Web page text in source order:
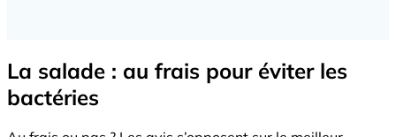
La salade : au frais pour éviter les
bactéries